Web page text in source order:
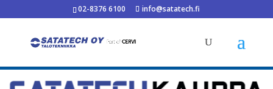
02-8376 6100 info@satatech.fi